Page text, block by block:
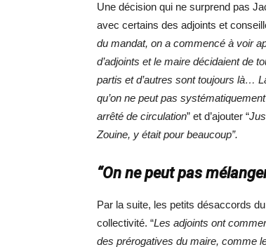
Une décision qui ne surprend pas
avec certains des adjoints et
du mandat, on a commencé à voir
d’adjoints et le maire décidaient de
partis et d’autres sont toujours là…
qu’on ne peut pas
arrêté de circulation” et d’ajouter “
Zouine, y était pour beaucoup”.
“On ne peut pas
Par la suite, les petits désaccords
collectivité. “Les adjoints ont
des prérogatives du maire, comme